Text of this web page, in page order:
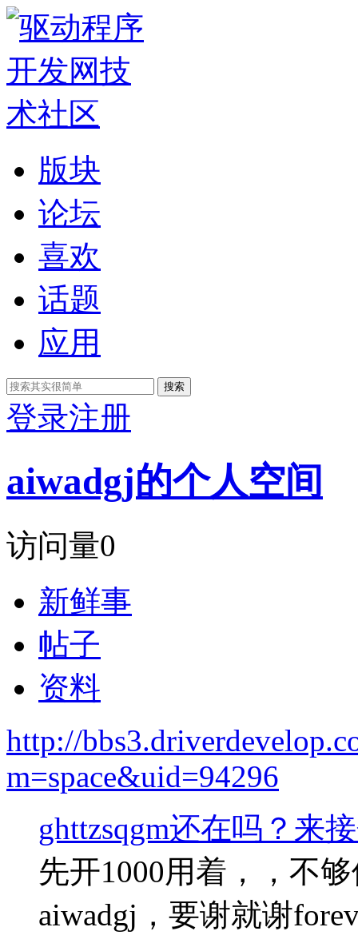
版块
论坛
喜欢
话题
应用
搜索
登录注册
aiwadgj的个人空间
访问量0
新鲜事
帖子
资料
http://
m=space&uid=94296
ghttzsqgm还在吗？来
先开1000用着，，不
aiwadgj，要谢就谢